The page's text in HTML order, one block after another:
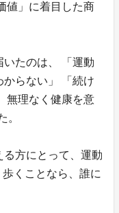
値」に着目した商
いたのは、 「運動
からない」 「続け
無理なく健康を意
。
方にとって、運動
歩くことなら、誰に